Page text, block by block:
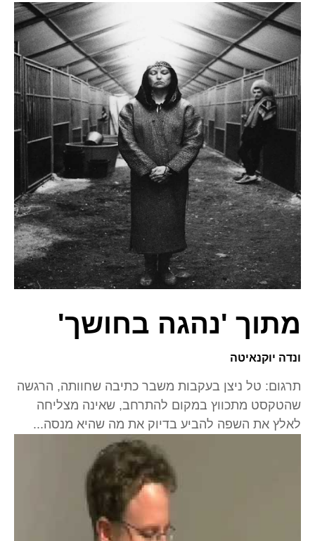
מתוך 'נהגה בחושך'
ונדה יוקנאיטה
תרגום: טל ניצן בעקבות משבר כתיבה שחוותה, הרגשה
שהטקסט מתכווץ במקום להתרחב, שאינה מצליחה
לאלץ את השפה להביע בדיוק את מה שהיא מנסה...